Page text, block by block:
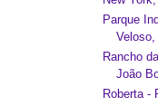
Parque
Veloso,
Rancho
João
Roberta -